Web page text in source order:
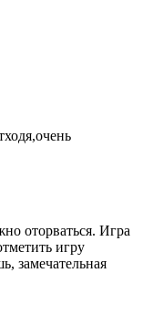
оторваться. Игра
игру
замечательная